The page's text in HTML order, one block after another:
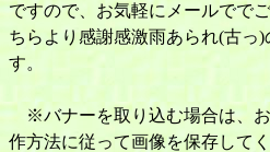
ですので、お気軽にメールでで
ちらより感謝感激雨あられ(古っ
す。
※バナーを取り込む場合は、
作方法に従って画像を保存して